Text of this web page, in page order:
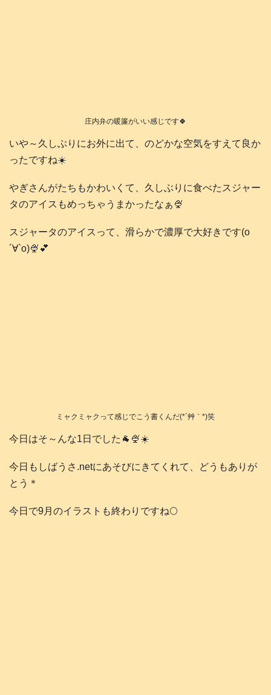
庄内弁の暖簾がいい感じです🍀
いや～久しぶりにお外に出て、のどかな空気をすえて良か
ったですね☀️
やぎさんがたちもかわいくて、久しぶりに食べたスジャー
タのアイスもめっちゃうまかったなぁ🍨
スジャータのアイスって、滑らかで濃厚で大好きです(о
´∀`о)🍨💕
ミャクミャクって感じでこう書くんだ(*´艸｀*)笑
今日はそ～んな1日でした🐐🍨☀️
今日もしばうさ.netにあそびにきてくれて、どうもありが
とう＊
今日で9月のイラストも終わりですね🌕️